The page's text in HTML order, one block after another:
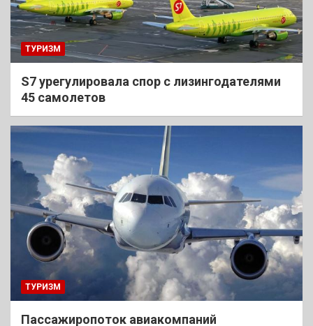
ТУРИЗМ
S7 урегулировала спор с лизингодателями
45 самолетов
ТУРИЗМ
Пассажиропоток авиакомпаний